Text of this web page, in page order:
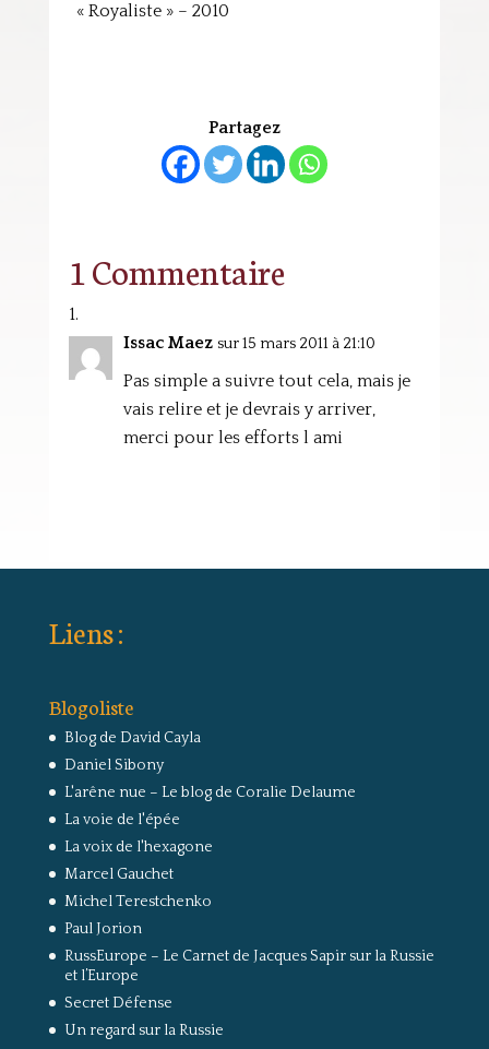
« Royaliste » – 2010
Partagez
1 Commentaire
Issac Maez sur 15 mars 2011 à 21:10
Pas simple a suivre tout cela, mais je
vais relire et je devrais y arriver,
merci pour les efforts l ami
Liens :
Blogoliste
Blog de David Cayla
Daniel Sibony
L'arêne nue – Le blog de Coralie Delaume
La voie de l'épée
La voix de l'hexagone
Marcel Gauchet
Michel Terestchenko
Paul Jorion
RussEurope – Le Carnet de Jacques Sapir sur la Russie
et l’Europe
Secret Défense
Un regard sur la Russie